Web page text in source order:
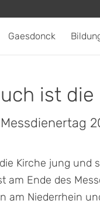
Gaesdonck
ist
Kirche jung und
am Ende des
am Niederrhein